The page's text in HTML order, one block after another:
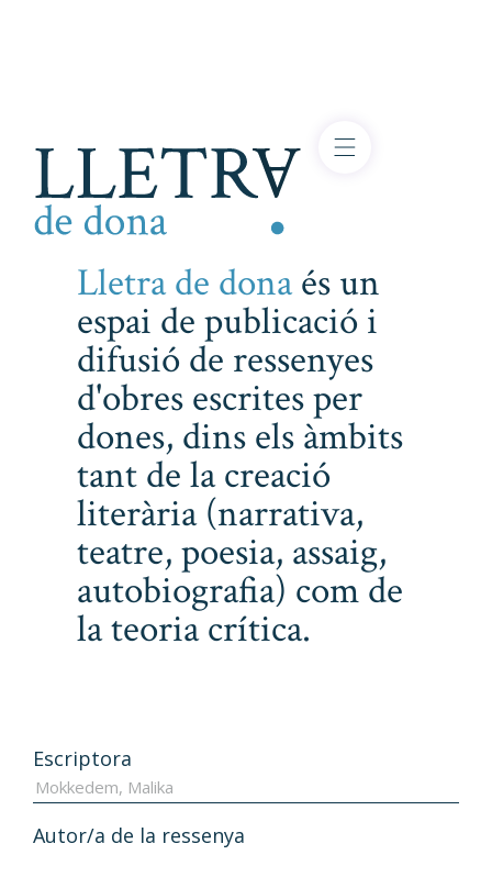
Lletra de donaés un
espai de publicació i
difusió de ressenyes
d'obres escrites per
dones, dins els àmbits
tant de la creació
literària (narrativa,
teatre, poesia, assaig,
autobiografia) com de
la teoria crítica.
Escriptora
Autor/a de la ressenya